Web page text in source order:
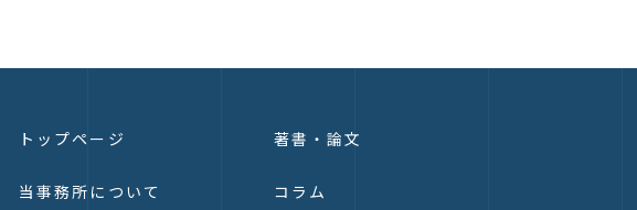
トップページ
当事務所について
著書・論文
コラム